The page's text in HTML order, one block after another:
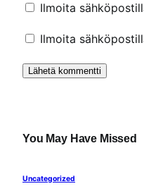
Ilmoita
Ilmoita
You May Have Missed
Uncategorized